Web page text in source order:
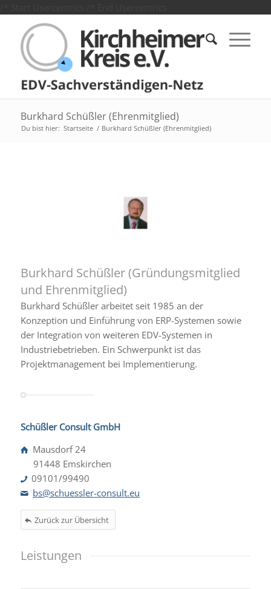
Burkhard Schüßler (Ehrenmitglied)
Du bist hier: Startseite / Burkhard Schüßler (Ehrenmitglied)
Burkhard Schüßler (Gründungsmitglied
und Ehrenmitglied)
Burkhard Schüßler arbeitet seit 1985 an der
Konzeption und Einführung von ERP-Systemen sowie
der Integration von weiteren EDV-Systemen in
Industriebetrieben. Ein Schwerpunkt ist das
Projektmanagement bei Implementierung.
Schüßler Consult GmbH
Mausdorf 24
91448 Emskirchen
09101/99490
bs@schuessler-consult.eu
Zurück zur Übersicht
Leistungen